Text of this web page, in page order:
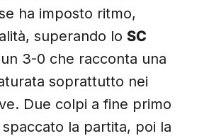
ha imposto ritmo,
superando lo SC
3-0 che racconta una
soprattutto nei
Due colpi a fine primo
la partita, poi la